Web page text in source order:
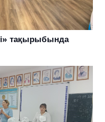
тақырыбында